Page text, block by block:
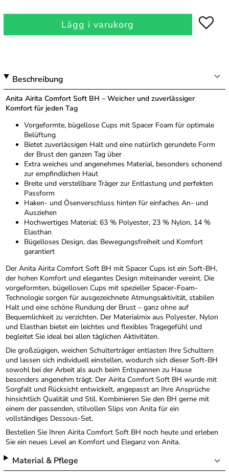
Lägg i varukorg
Beschreibung
Anita Airita Comfort Soft BH – Weicher und zuverlässiger
Komfort für jeden Tag
Vorgeformte, bügellose Cups mit Spacer Foam für optimale
Belüftung
Bietet zuverlässigen Halt und eine natürlich gerundete Form
der Brust den ganzen Tag über
Extra weiches und angenehmes Material, besonders schonend
zur empfindlichen Haut
Breite und verstellbare Träger zur Entlastung und perfekten
Passform
Haken- und Ösenverschluss hinten für einfaches An- und
Ausziehen
Hochwertiges Material: 63 % Polyester, 23 % Nylon, 14 %
Elasthan
Bügelloses Design, das Bewegungsfreiheit und Komfort
garantiert
Der Anita Airita Comfort Soft BH mit Spacer Cups ist ein Soft-BH,
der hohen Komfort und elegantes Design miteinander vereint. Die
vorgeformten, bügellosen Cups mit spezieller Spacer-Foam-
Technologie sorgen für ausgezeichnete Atmungsaktivität, stabilen
Halt und eine schöne Rundung der Brust – ganz ohne auf
Bequemlichkeit zu verzichten. Der Materialmix aus Polyester, Nylon
und Elasthan bietet ein leichtes und flexibles Tragegefühl und
begleitet Sie ideal bei allen täglichen Aktivitäten.
Die großzügigen, weichen Schulterträger entlasten Ihre Schultern
und lassen sich individuell einstellen, wodurch sich dieser Soft-BH
sowohl bei der Arbeit als auch beim Entspannen zu Hause
besonders angenehm trägt. Der Airita Comfort Soft BH wurde mit
Sorgfalt und Rücksicht entwickelt, angepasst an Ihre Ansprüche
hinsichtlich Qualität und Stil. Kombinieren Sie den BH gerne mit
einem der passenden, stilvollen Slips von Anita für ein
vollständiges Dessous-Set.
Bestellen Sie Ihren Airita Comfort Soft BH noch heute und erleben
Sie ein neues Level an Komfort und Eleganz von Anita.
Material & Pflege